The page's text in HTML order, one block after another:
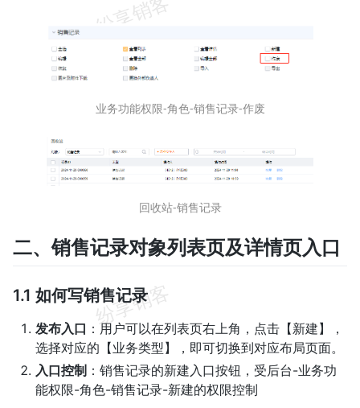
业务功能权限-角色-销售记录-作废
回收站-销售记录
二、销售记录对象列表页及详情页入口
1.1 如何写销售记录
发布入口 ：用户可以在列表页右上角，点击【新建】，
选择对应的【业务类型】，即可切换到对应布局页面。
入口控制 ：销售记录的新建入口按钮，受后台-业务功
能权限-角色-销售记录-新建的权限控制